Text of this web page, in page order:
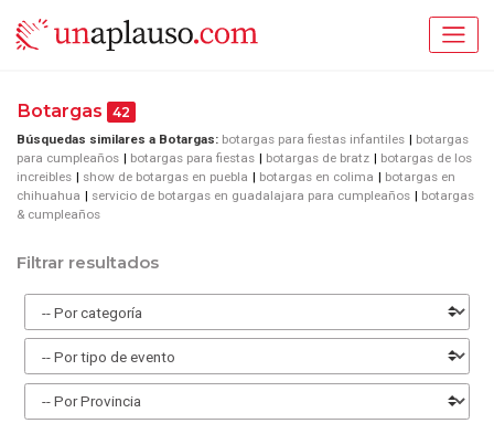
Botargas 42
Búsquedas similares a Botargas: botargas para fiestas infantiles
botargas
para cumpleaños
botargas para fiestas botargas de bratz
botargas de los
increibles
show de botargas en puebla botargas en colima
botargas en
chihuahua
servicio de botargas en guadalajara para cumpleaños
botargas
& cumpleaños
Filtrar resultados